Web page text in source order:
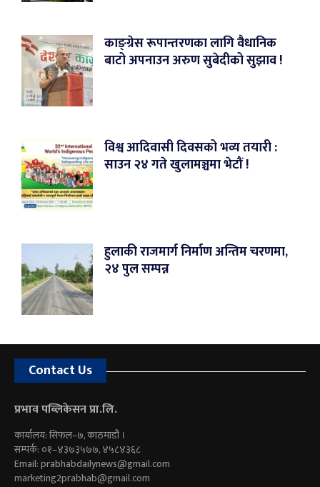
काङ्ग्रेस रूपान्तरणका लागि वैधानिक
बाटो अपनाउन अरुण सुबेदीको सुझाव !
विश्व आदिवासी दिवसको भव्य तयारी :
साउन २४ गते खुलामञ्चमा भेटौं !
हुलाकी राजमार्ग निर्माण अन्तिम चरणमा,
२४ पुल सम्पन्न
Contact Us
प्रभाव पब्लिकेसन प्रा.लि.
कार्यालय: सिफल–७, काठमाडौं ।
सम्पर्क: ०१–४३७३५७७, ४५८४३६८
Email:prabhabdailynews@gmail.com
marketing2prabhab@gmail.com